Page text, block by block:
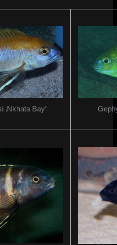
‚Nkhata Bay‘